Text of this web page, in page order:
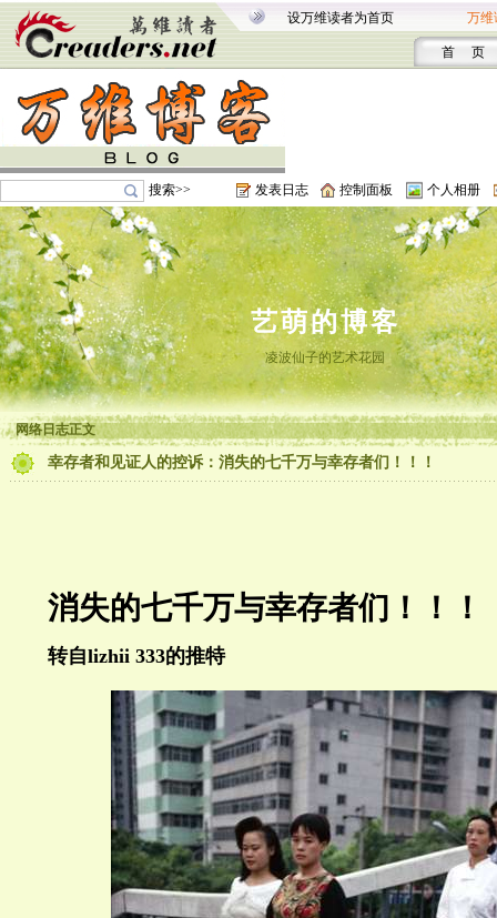
设万维读者为首页 万维
首 页
搜索>> 发表日志 控制面板 个人相册
艺萌的博客
凌波仙子的艺术花园
网络日志正文
幸存者和见证人的控诉：消失的七千万与幸存者们！！！
消失的七千万与幸存者们！！！
转自lizhii 333的推特